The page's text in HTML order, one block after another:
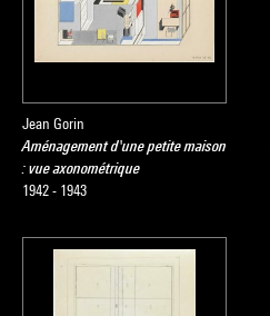
Jean Gorin
Aménagement d'une petite maison
: vue axonométrique
1942 - 1943